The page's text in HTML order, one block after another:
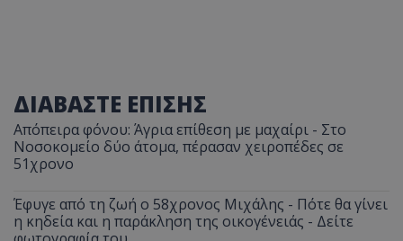
ΔΙΑΒΑΣΤΕ ΕΠΙΣΗΣ
Απόπειρα φόνου: Άγρια επίθεση με μαχαίρι - Στο
Νοσοκομείο δύο άτομα, πέρασαν χειροπέδες σε
51χρονο
Έφυγε από τη ζωή ο 58χρονος Μιχάλης - Πότε θα γίνει
η κηδεία και η παράκληση της οικογένειάς - Δείτε